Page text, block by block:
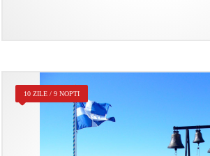
10 ZILE / 9 NOPTI